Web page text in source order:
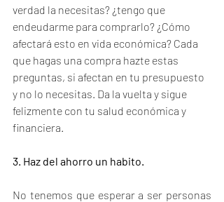
verdad la necesitas? ¿tengo que
endeudarme para comprarlo? ¿Cómo
afectará esto en vida económica? Cada
que hagas una compra hazte estas
preguntas, si afectan en tu presupuesto
y no lo necesitas. Da la vuelta y sigue
felizmente con tu salud económica y
financiera.
3. Haz del ahorro un habito.
No tenemos que esperar a ser personas